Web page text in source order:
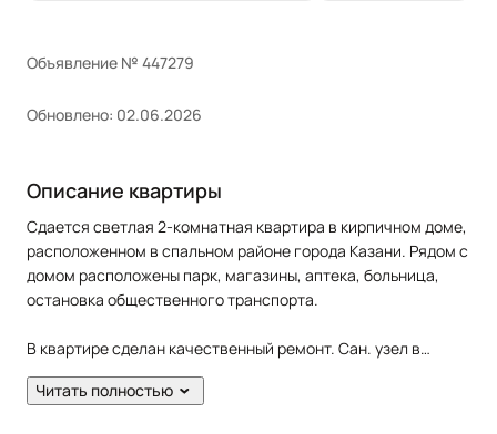
Объявление № 447279
Обновлено: 02.06.2026
Описание квартиры
Сдается светлая 2-комнатная квартира в кирпичном доме,
расположенном в спальном районе города Казани. Рядом с
домом расположены парк, магазины, аптека, больница,
остановка общественного транспорта.
В квартире сделан качественный ремонт. Сан. узел в
кафеле.
Читать полностью